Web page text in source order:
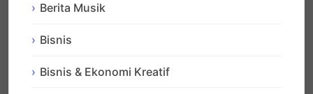
Berita Musik
Bisnis
Bisnis & Ekonomi Kreatif